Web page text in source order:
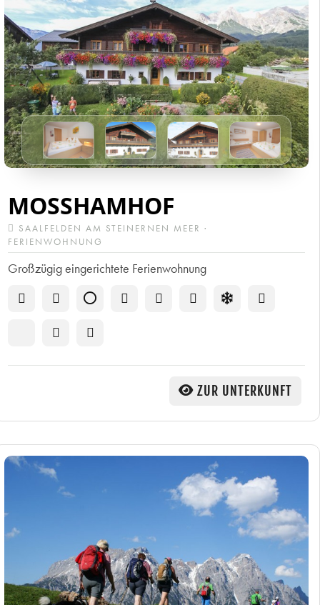
MOSSHAMHOF
SAALFELDEN AM STEINERNEN MEER ·
FERIENWOHNUNG
Großzügig eingerichtete Ferienwohnung
ZUR UNTERKUNFT